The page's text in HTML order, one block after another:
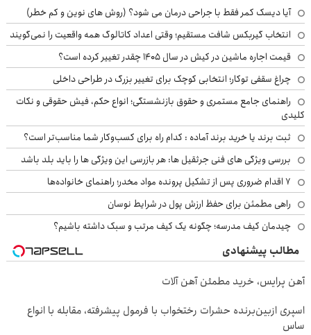
آیا دیسک کمر فقط با جراحی درمان می شود؟ (روش های نوین و کم خطر)
انتخاب گیربکس شافت مستقیم؛ وقتی اعداد کاتالوگ همه واقعیت را نمی‌گویند
قیمت اجاره ماشین در کیش در سال ۱۴۰۵ چقدر تغییر کرده است؟
چراغ سقفی توکار؛ انتخابی کوچک برای تغییر بزرگ در طراحی داخلی
راهنمای جامع مستمری و حقوق بازنشستگی؛ انواع حکم، فیش حقوقی و نکات
کلیدی
ثبت برند یا خرید برند آماده : کدام راه برای کسب‌وکار شما مناسب‌تر است؟
بررسی ویژگی های فنی جرثقیل ها: هر بازرسی این ویژگی ها را باید بلد باشد
۷ اقدام ضروری پس از تشکیل پرونده مواد مخدر؛ راهنمای خانواده‌ها
راهی مطمئن برای حفظ ارزش پول در شرایط نوسان
چیدمان کیف مدرسه؛ چگونه یک کیف مرتب و سبک داشته باشیم؟
مطالب پیشنهادی
آهن پرایس، خرید مطمئن آهن آلات
اسپری ازبین‌برنده حشرات رختخواب با فرمول پیشرفته، مقابله با انواع
ساس